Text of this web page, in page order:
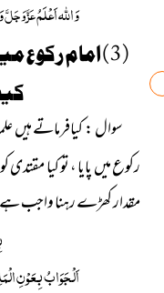
وَاللہ اَعْلَمُعَزَّوَجَلَّ
( 3 ) امام
سوال : کیافرماتے ہیں
رکوع میں پایا ، تو کیا مقتدی کو
مقدار کھڑے رہنا واجب
اَلْجَوَابُ بِعَوْنِ